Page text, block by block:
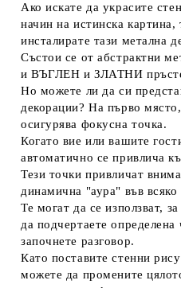
Ако искате да украсите
начин на истинска картина,
инсталирате тази метална
Състои се от абстрактни
и ВЪГЛЕН и ЗЛАТНИ
Но можете ли да си
декорации? На първо
осигурява фокусна точка.
Когато вие или вашите
автоматично се привлича
Тези точки привличат
динамична "аура" във всяко
Те могат да се използват,
да подчертаете
започнете разговор.
Като поставите стенни
можете да промените